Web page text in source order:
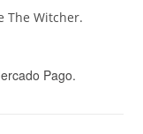
The Witcher.
Pago.